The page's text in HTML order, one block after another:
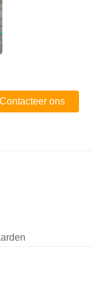
Contacteer ons